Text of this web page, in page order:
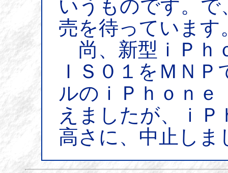
いうものです。で
売を待っています
尚、新型ｉＰｈ
ＩＳ０１をＭＮ
ルのｉＰｈｏｎｅ
えましたが、ｉ
高さに、中止しま